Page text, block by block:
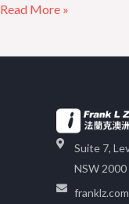
签
知
Read More »
Suite 7,
NSW 2000